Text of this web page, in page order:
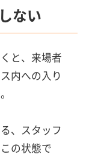
ない
と、来場者
内への入り
、スタッフ
の状態で